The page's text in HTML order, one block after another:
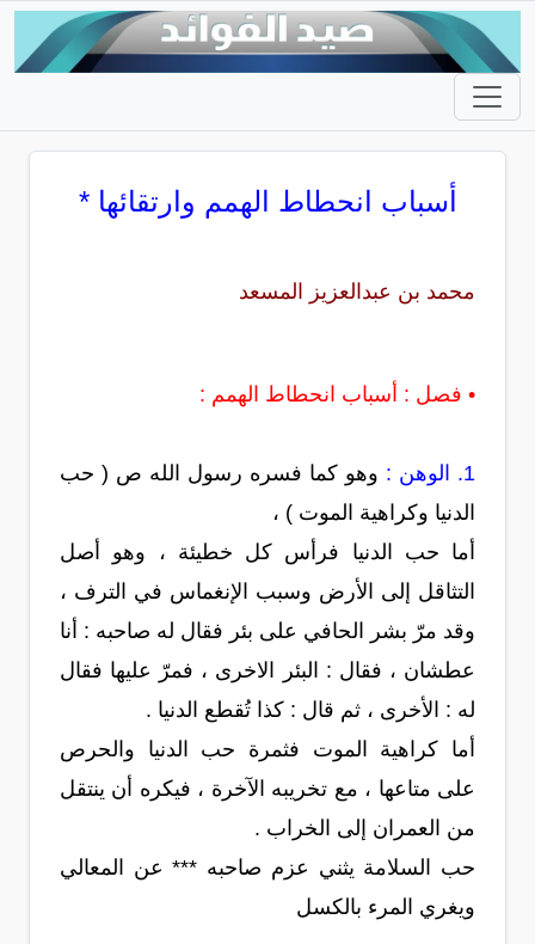
أسباب انحطاط الهمم وارتقائها *
محمد بن عبدالعزيز المسعد
• فصل : أسباب انحطاط الهمم :
1. الوهن :
وهو كما فسره رسول الله ص ( حب
الدنيا وكراهية الموت ) ،
أما حب الدنيا فرأس كل خطيئة ، وهو أصل
التثاقل إلى الأرض وسبب الإنغماس في الترف ،
وقد مرّ بشر الحافي على بئر فقال له صاحبه : أنا
عطشان ، فقال : البئر الاخرى ، فمرّ عليها فقال
له : الأخرى ، ثم قال : كذا تُقطع الدنيا .
أما كراهية الموت فثمرة حب الدنيا والحرص
على متاعها ، مع تخريبه الآخرة ، فيكره أن ينتقل
من العمران إلى الخراب .
حب السلامة يثني عزم صاحبه *** عن المعالي
ويغري المرء بالكسل